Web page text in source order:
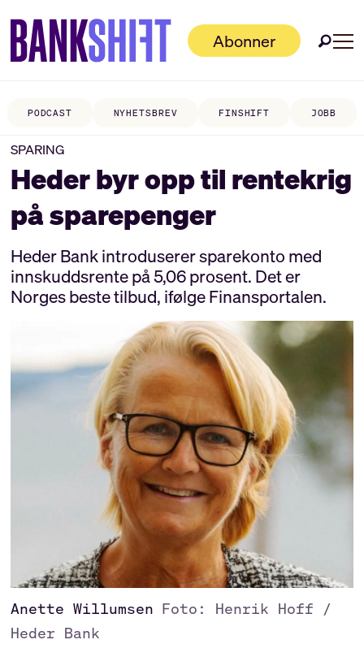
Abonner
PODCAST NYHETSBREV FINSHIFT JOBB
SPARING
Heder byr opp til rentekrig
på sparepenger
Heder Bank introduserer sparekonto med
innskuddsrente på 5,06 prosent. Det er
Norges beste tilbud, ifølge Finansportalen.
Anette Willumsen Foto: Henrik Hoff /
Heder Bank